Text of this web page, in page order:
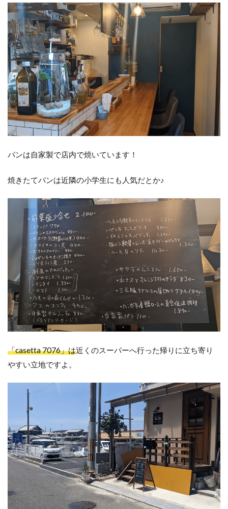
パンは自家製で店内で焼いています！
焼きたてパンは近隣の小学生にも人気だとか♪
「casetta 7076」は近くのスーパーへ行った帰りに立ち寄り
やすい立地ですよ。